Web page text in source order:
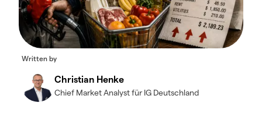
Written by
Christian Henke
Chief Market Analyst für IG Deutschland